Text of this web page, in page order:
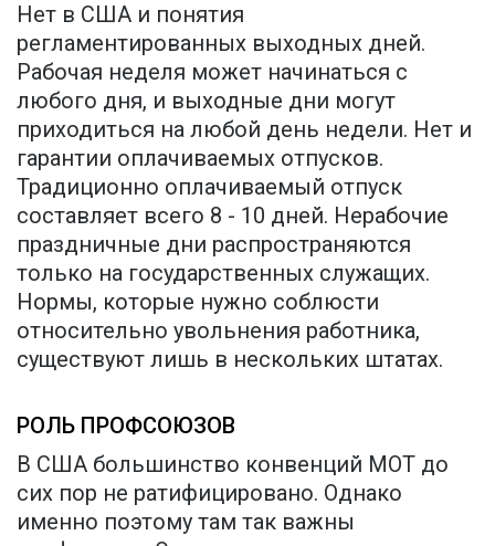
Нет в США и понятия
регламентированных выходных дней.
Рабочая неделя может начинаться с
любого дня, и выходные дни могут
приходиться на любой день недели. Нет и
гарантии оплачиваемых отпусков.
Традиционно оплачиваемый отпуск
составляет всего 8 - 10 дней. Нерабочие
праздничные дни распространяются
только на государственных служащих.
Нормы, которые нужно соблюсти
относительно увольнения работника,
существуют лишь в нескольких штатах.
РОЛЬ ПРОФСОЮЗОВ
В США большинство конвенций МОТ до
сих пор не ратифицировано. Однако
именно поэтому там так важны